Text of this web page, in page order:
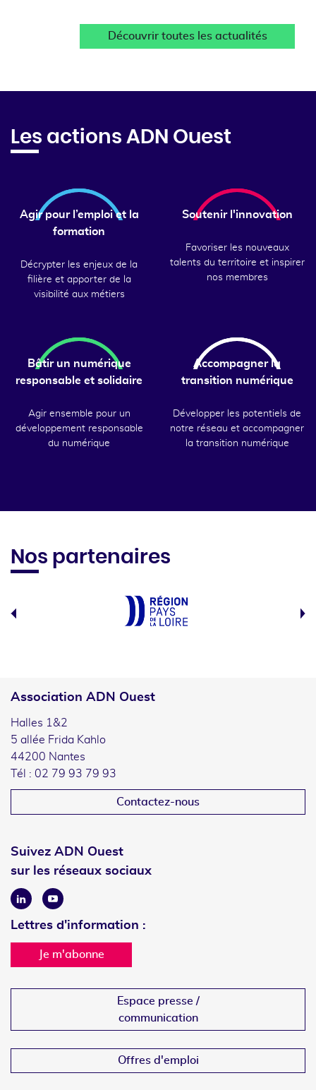
Découvrir toutes les actualités
Les actions ADN Ouest
Agir pour l’emploi et la
formation
Décrypter les enjeux de la
filière et apporter de la
visibilité aux métiers
Soutenir l'innovation
Favoriser les nouveaux
talents du territoire et inspirer
nos membres
Bâtir un numérique
responsable et solidaire
Agir ensemble pour un
développement responsable
du numérique
Accompagner la
transition numérique
Développer les potentiels de
notre réseau et accompagner
la transition numérique
Nos partenaires
Association ADN Ouest
Halles 1&2
5 allée Frida Kahlo
44200 Nantes
Tél : 02 79 93 79 93
Contactez-nous
Suivez ADN Ouest
sur les réseaux sociaux
LinkedinYoutube
Lettres d'information :
Je m'abonne
Espace presse /
communication
Offres d'emploi